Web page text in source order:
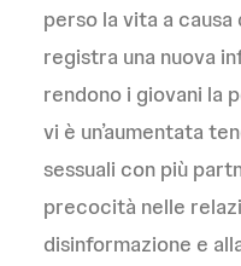
perso la vita a causa
registra una nuova
rendono i giovani la
vi è un’aumentata
sessuali con più
precocità nelle
disinformazione e